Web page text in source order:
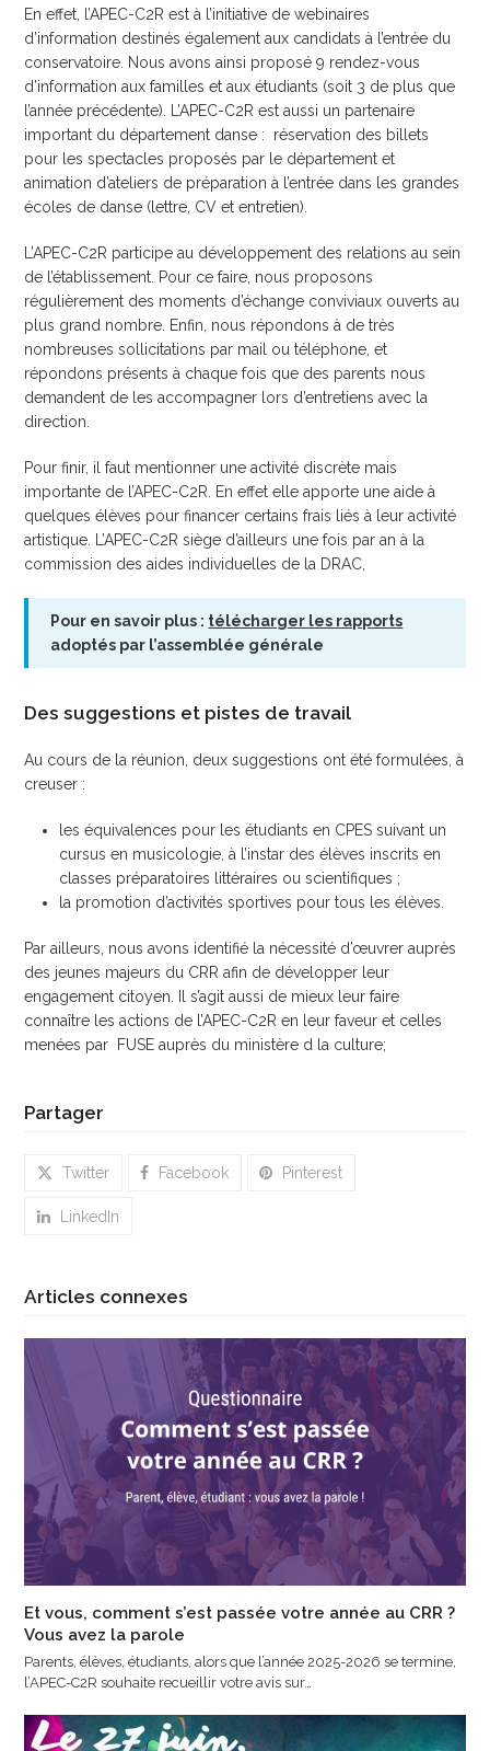
En effet, l’APEC-C2R est à l’initiative de webinaires
d’information destinés également aux candidats à l’entrée du
conservatoire. Nous avons ainsi proposé 9 rendez-vous
d’information aux familles et aux étudiants (soit 3 de plus que
l’année précédente). L’APEC-C2R est aussi un partenaire
important du département danse : réservation des billets
pour les spectacles proposés par le département et
animation d’ateliers de préparation à l’entrée dans les grandes
écoles de danse (lettre, CV et entretien).
L’APEC-C2R participe au développement des relations au sein
de l’établissement. Pour ce faire, nous proposons
régulièrement des moments d’échange conviviaux ouverts au
plus grand nombre. Enfin, nous répondons à de très
nombreuses sollicitations par mail ou téléphone, et
répondons présents à chaque fois que des parents nous
demandent de les accompagner lors d’entretiens avec la
direction.
Pour finir, il faut mentionner une activité discrète mais
importante de l’APEC-C2R. En effet elle apporte une aide à
quelques élèves pour financer certains frais liés à leur activité
artistique. L’APEC-C2R siège d’ailleurs une fois par an à la
commission des aides individuelles de la DRAC,
Pour en savoir plus : télécharger les rapports
adoptés par l’assemblée générale
Des suggestions et pistes de travail
Au cours de la réunion, deux suggestions ont été formulées, à
creuser :
les équivalences pour les étudiants en CPES suivant un
cursus en musicologie, à l’instar des élèves inscrits en
classes préparatoires littéraires ou scientifiques ;
la promotion d’activités sportives pour tous les élèves.
Par ailleurs, nous avons identifié la nécessité d’œuvrer auprès
des jeunes majeurs du CRR afin de développer leur
engagement citoyen. Il s’agit aussi de mieux leur faire
connaître les actions de l’APEC-C2R en leur faveur et celles
menées par FUSE auprès du ministère d la culture;
Partager
Twitter Facebook Pinterest
LinkedIn
Articles connexes
Et vous, comment s’est passée votre année au CRR ?
Vous avez la parole
Parents, élèves, étudiants, alors que l’année 2025-2026 se termine,
l’APEC-C2R souhaite recueillir votre avis sur…